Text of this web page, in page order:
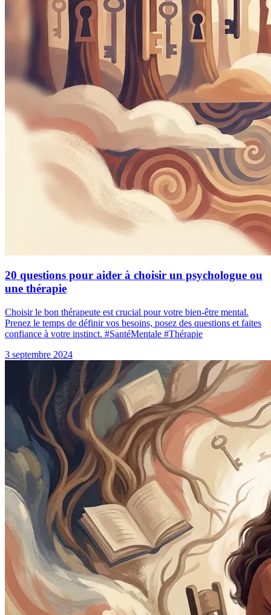
20 questions pour aider à choisir un psychologue ou
une thérapie
Choisir le bon thérapeute est crucial pour votre bien-être mental.
Prenez le temps de définir vos besoins, posez des questions et faites
confiance à votre instinct. #SantéMentale #Thérapie
3 septembre 2024